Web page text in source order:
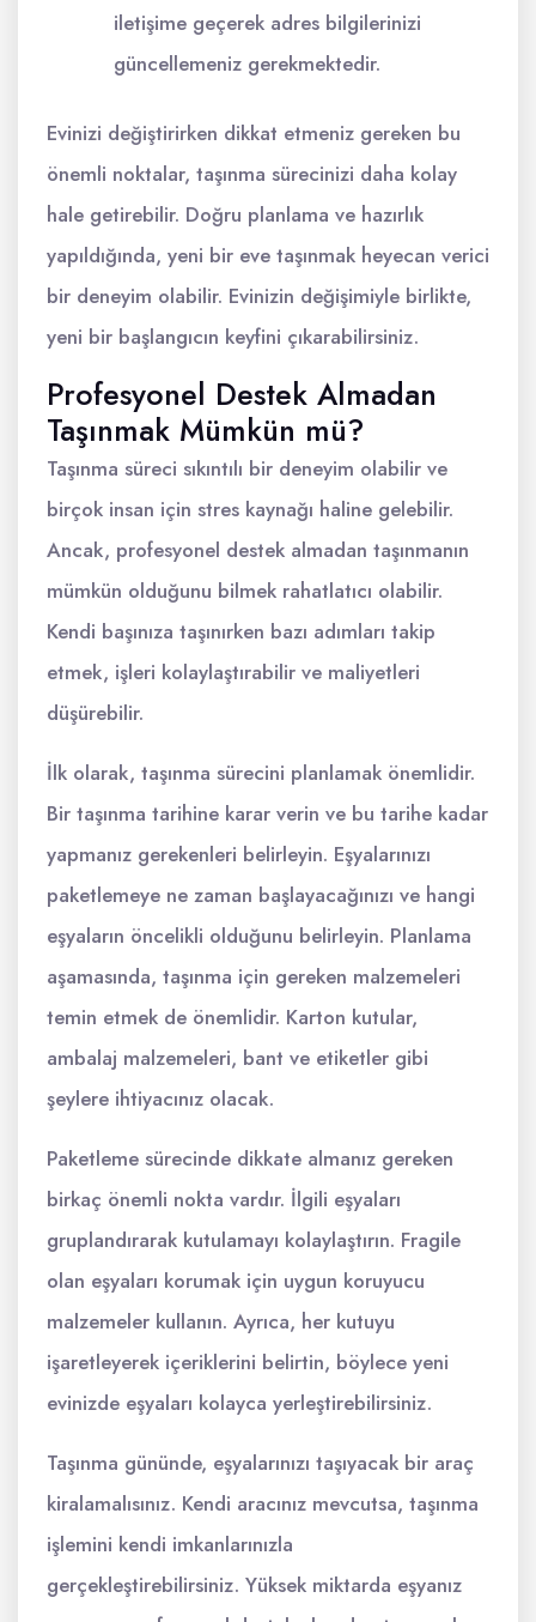
iletişime geçerek adres bilgilerinizi
güncellemeniz gerekmektedir.
Evinizi değiştirirken dikkat etmeniz gereken bu
önemli noktalar, taşınma sürecinizi daha kolay
hale getirebilir. Doğru planlama ve hazırlık
yapıldığında, yeni bir eve taşınmak heyecan verici
bir deneyim olabilir. Evinizin değişimiyle birlikte,
yeni bir başlangıcın keyfini çıkarabilirsiniz.
Profesyonel Destek Almadan
Taşınmak Mümkün mü?
Taşınma süreci sıkıntılı bir deneyim olabilir ve
birçok insan için stres kaynağı haline gelebilir.
Ancak, profesyonel destek almadan taşınmanın
mümkün olduğunu bilmek rahatlatıcı olabilir.
Kendi başınıza taşınırken bazı adımları takip
etmek, işleri kolaylaştırabilir ve maliyetleri
düşürebilir.
İlk olarak, taşınma sürecini planlamak önemlidir.
Bir taşınma tarihine karar verin ve bu tarihe kadar
yapmanız gerekenleri belirleyin. Eşyalarınızı
paketlemeye ne zaman başlayacağınızı ve hangi
eşyaların öncelikli olduğunu belirleyin. Planlama
aşamasında, taşınma için gereken malzemeleri
temin etmek de önemlidir. Karton kutular,
ambalaj malzemeleri, bant ve etiketler gibi
şeylere ihtiyacınız olacak.
Paketleme sürecinde dikkate almanız gereken
birkaç önemli nokta vardır. İlgili eşyaları
gruplandırarak kutulamayı kolaylaştırın. Fragile
olan eşyaları korumak için uygun koruyucu
malzemeler kullanın. Ayrıca, her kutuyu
işaretleyerek içeriklerini belirtin, böylece yeni
evinizde eşyaları kolayca yerleştirebilirsiniz.
Taşınma gününde, eşyalarınızı taşıyacak bir araç
kiralamalısınız. Kendi aracınız mevcutsa, taşınma
işlemini kendi imkanlarınızla
gerçekleştirebilirsiniz. Yüksek miktarda eşyanız